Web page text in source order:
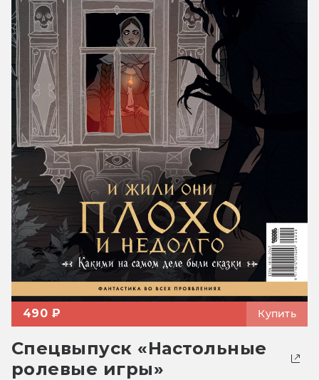
490 ₽ Купить
Спецвыпуск «Настольные
ролевые игры»